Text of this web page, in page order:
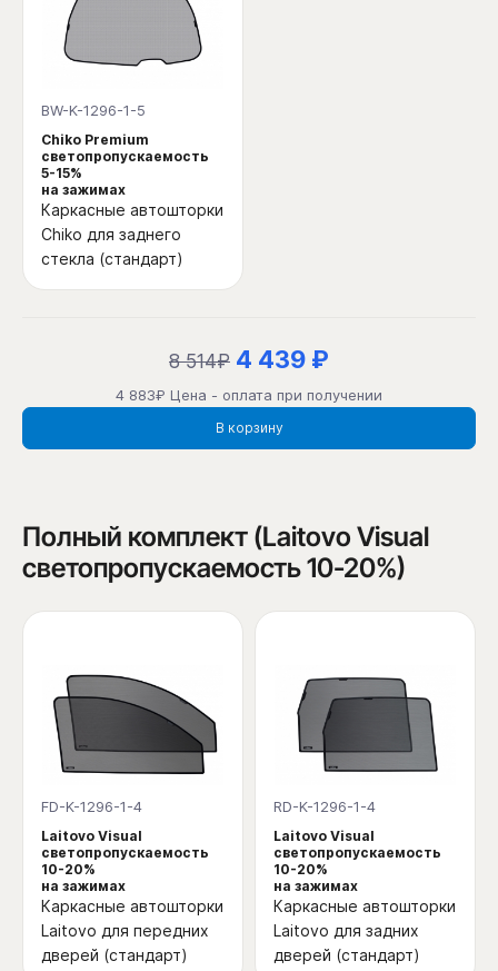
BW-K-1296-1-5
Chiko Premium
светопропускаемость
5-15%
на зажимах
Каркасные автошторки
Chiko для заднего
стекла (стандарт)
8 514₽ 4 439 ₽
4 883₽ Цена - оплата при получении
В корзину
Полный комплект (Laitovo Visual
светопропускаемость 10-20%)
FD-K-1296-1-4
Laitovo Visual
светопропускаемость
10-20%
на зажимах
Каркасные автошторки
Laitovo для передних
дверей (стандарт)
RD-K-1296-1-4
Laitovo Visual
светопропускаемость
10-20%
на зажимах
Каркасные автошторки
Laitovo для задних
дверей (стандарт)